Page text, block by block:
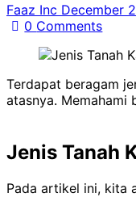
Faaz Inc December
0 Comments
Terdapat beragam
atasnya. Memahami
Jenis Tanah
Pada artikel ini, kita